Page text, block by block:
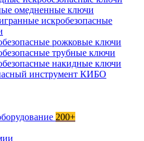
омедненные ключи
искробезопасные
рожковые ключи
трубные ключи
накидные ключи
инструмент КИБО
200+